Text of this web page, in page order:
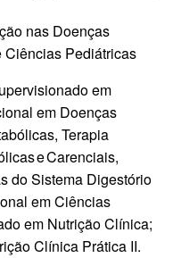
nas Doenças
Ciências Pediátricas
em
em Doenças
Terapia
e Carenciais,
do Sistema Digestório
em Ciências
em Nutrição Clínica;
Clínica Prática II.